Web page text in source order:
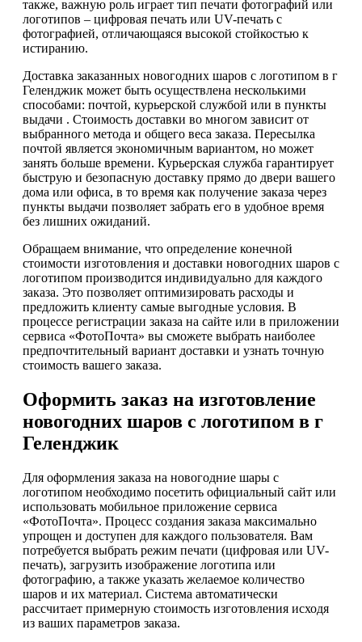
также, важную роль играет тип печати фотографий или
логотипов – цифровая печать или UV-печать с
фотографией, отличающаяся высокой стойкостью к
истиранию.
Доставка заказанных новогодних шаров с логотипом в г
Геленджик может быть осуществлена несколькими
способами: почтой, курьерской службой или в пункты
выдачи . Стоимость доставки во многом зависит от
выбранного метода и общего веса заказа. Пересылка
почтой является экономичным вариантом, но может
занять больше времени. Курьерская служба гарантирует
быструю и безопасную доставку прямо до двери вашего
дома или офиса, в то время как получение заказа через
пункты выдачи позволяет забрать его в удобное время
без лишних ожиданий.
Обращаем внимание, что определение конечной
стоимости изготовления и доставки новогодних шаров с
логотипом производится индивидуально для каждого
заказа. Это позволяет оптимизировать расходы и
предложить клиенту самые выгодные условия. В
процессе регистрации заказа на сайте или в приложении
сервиса «ФотоПочта» вы сможете выбрать наиболее
предпочтительный вариант доставки и узнать точную
стоимость вашего заказа.
Оформить заказ на изготовление
новогодних шаров с логотипом в г
Геленджик
Для оформления заказа на новогодние шары с
логотипом необходимо посетить официальный сайт или
использовать мобильное приложение сервиса
«ФотоПочта». Процесс создания заказа максимально
упрощен и доступен для каждого пользователя. Вам
потребуется выбрать режим печати (цифровая или UV-
печать), загрузить изображение логотипа или
фотографию, а также указать желаемое количество
шаров и их материал. Система автоматически
рассчитает примерную стоимость изготовления исходя
из ваших параметров заказа.